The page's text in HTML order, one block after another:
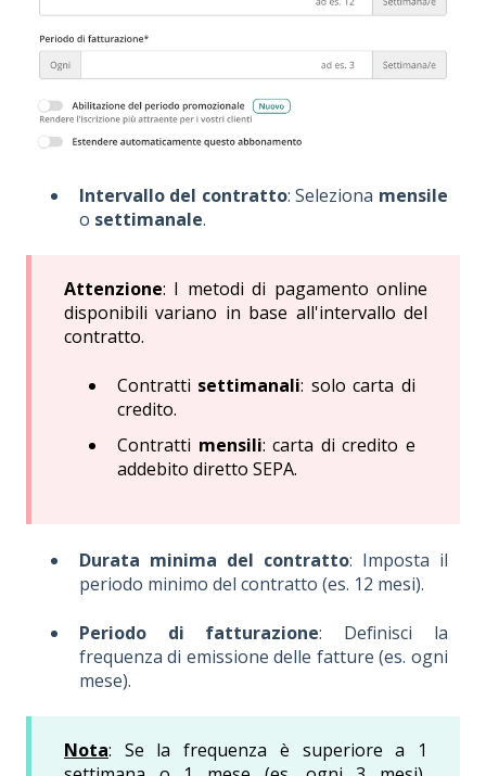
Intervallo del contratto: Seleziona mensile
o settimanale.
Attenzione: I metodi di pagamento online
disponibili variano in base all'intervallo del
contratto.
Contratti settimanali: solo carta di
credito.
Contratti mensili: carta di credito e
addebito diretto SEPA.
Durata minima del contratto: Imposta il
periodo minimo del contratto (es. 12 mesi).
Periodo di fatturazione: Definisci la
frequenza di emissione delle fatture (es. ogni
mese).
Nota: Se la frequenza è superiore a 1